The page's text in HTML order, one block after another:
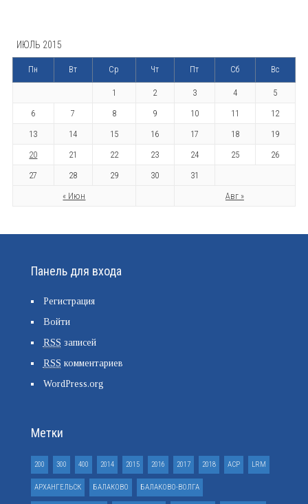
ИЮЛЬ 2015
Пн Вт Ср Чт Пт Сб Вс
« Июн Авг »
1 2 3 4
5
6
7 8 9 10 11
12
13
14 15 16 17 18
19
20
21 22 23 24 25
26
27
28 29 30 31
Панель для входа
Регистрация
Войти
RSS записей
RSS комментариев
WordPress.org
Метки
200 300 400 2014 2015 2016 2017 2018 ACP LRM
АРХАНГЕЛЬСК БАЛАКОВО БАЛАКОВО-ВОЛГА